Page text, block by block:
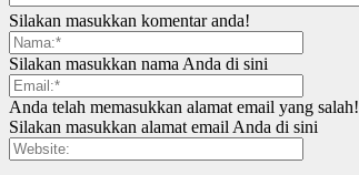
Silakan masukkan komentar anda!
Silakan masukkan nama Anda di sini
Anda telah memasukkan alamat email yang salah!
Silakan masukkan alamat email Anda di sini